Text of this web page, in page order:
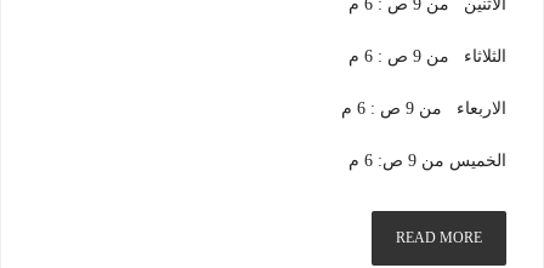
الاثنين من 9 ص : 6 م
الثلاثاء من 9 ص : 6 م
الاربعاء من 9 ص : 6 م
الخميس من 9 ص: 6 م
READ MORE